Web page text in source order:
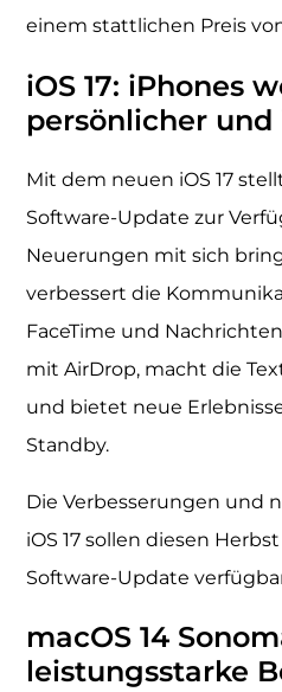
einem stattlichen Preis
iOS 17: iPhones
persönlicher
Mit dem neuen iOS 17
Software-Update zur
Neuerungen mit sich
verbessert die
FaceTime und
mit AirDrop, macht die
und bietet neue
Standby.
Die Verbesserungen und
iOS 17 sollen diesen
Software-Update
macOS 14
leistungsstarke